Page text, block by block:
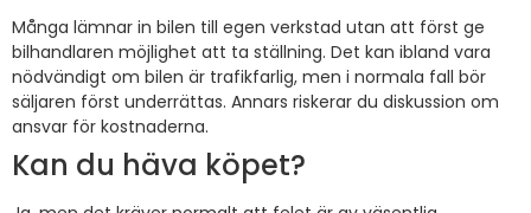
Många lämnar in bilen till egen verkstad utan att först ge
bilhandlaren möjlighet att ta ställning. Det kan ibland vara
nödvändigt om bilen är trafikfarlig, men i normala fall bör
säljaren först underrättas. Annars riskerar du diskussion om
ansvar för kostnaderna.
Kan du häva köpet?